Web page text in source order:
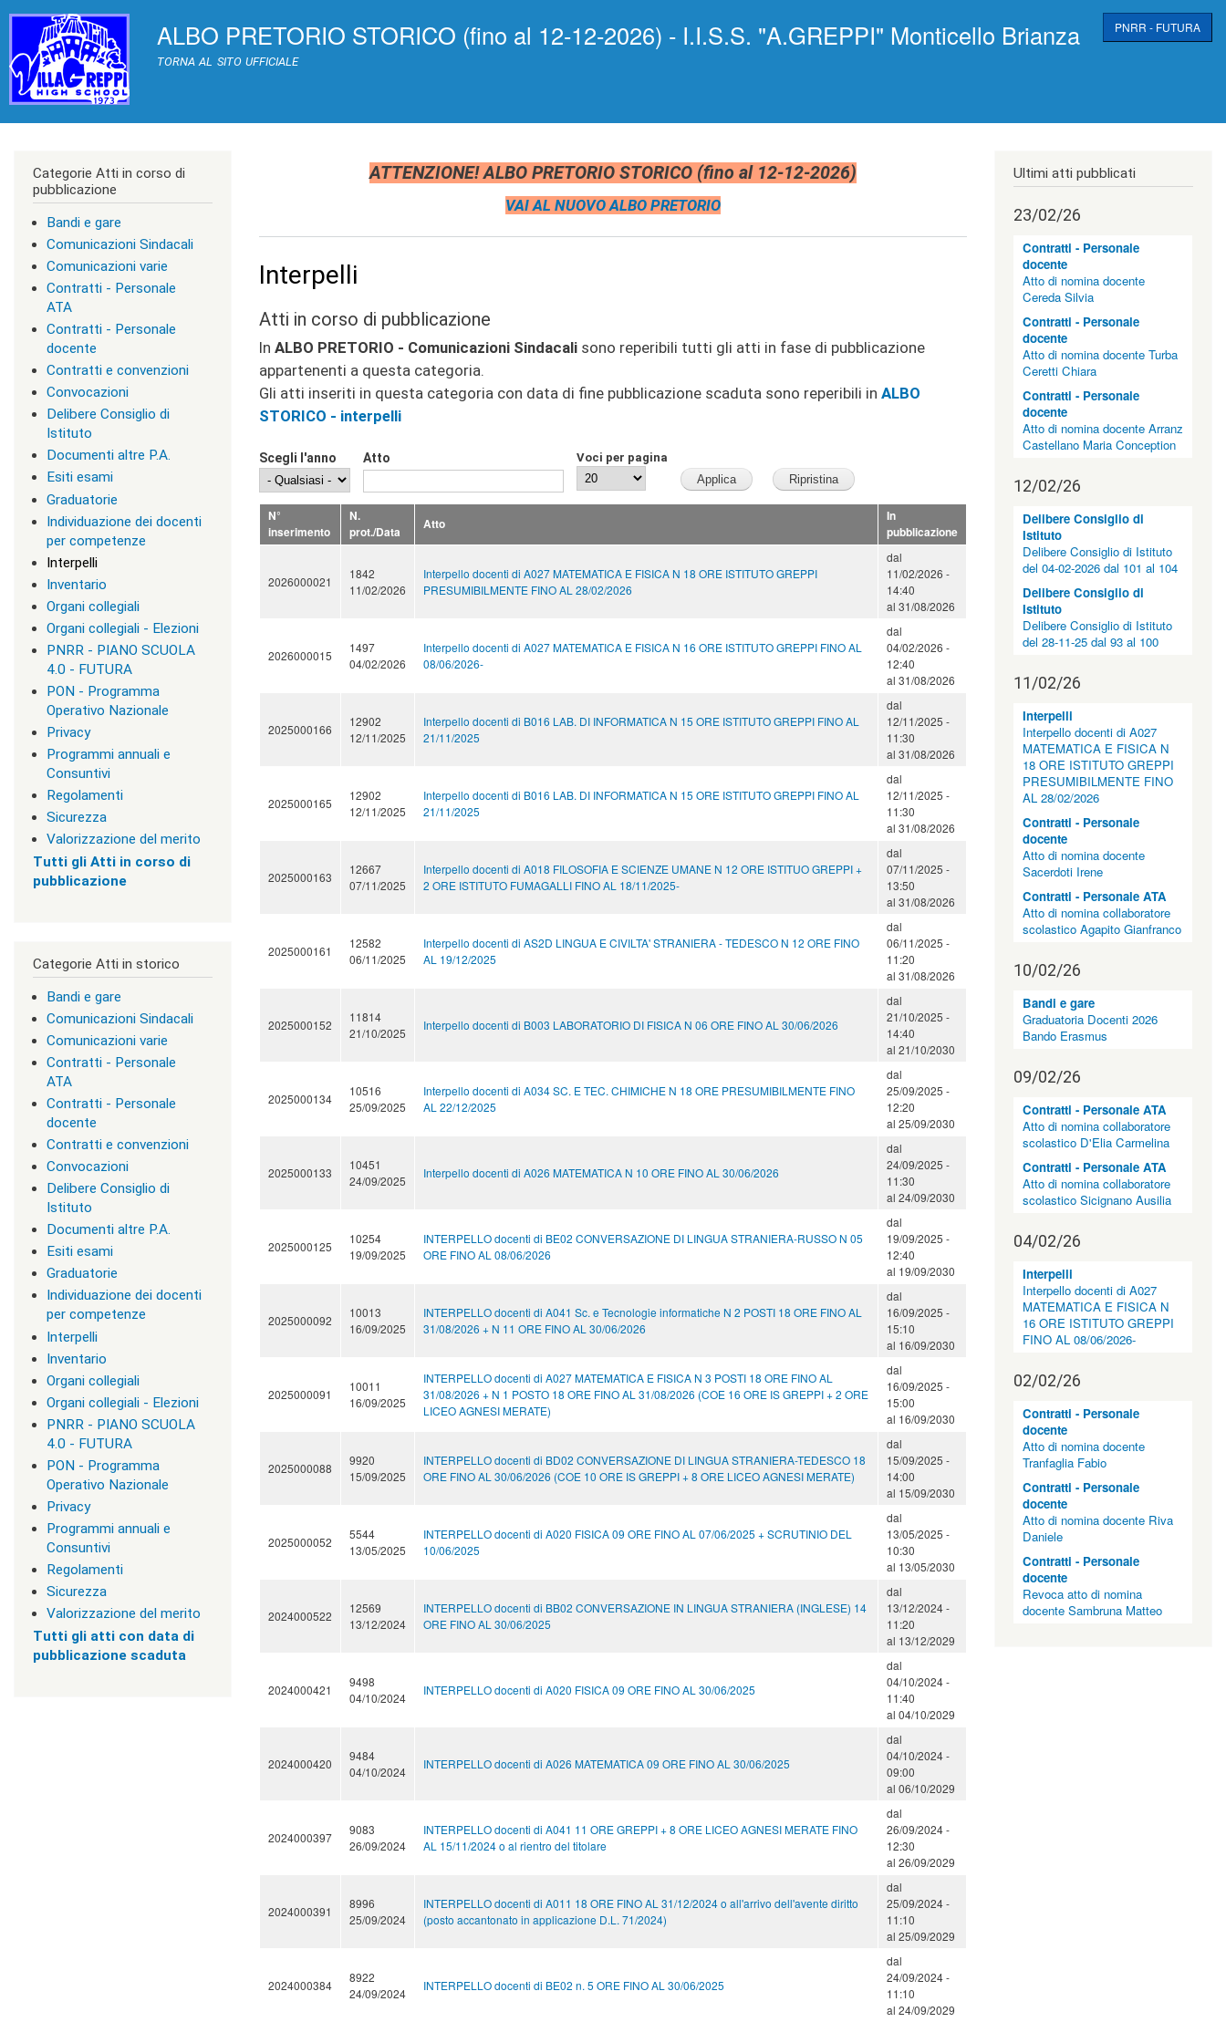
contenuto
principale
ALBO PRETORIO STORICO (fino al 12-12-2026) - I.I.S.S. "A.GREPPI" Monticello Brianza
TORNA AL SITO UFFICIALE
TRASPARENZA PNRR - FUTURA
ATTENZIONE! ALBO PRETORIO STORICO (fino al 12-12-2026)
VAI AL NUOVO ALBO PRETORIO
Interpelli
Atti in corso di pubblicazione
In ALBO PRETORIO - Comunicazioni Sindacalisono reperibili tutti gli atti in fase di pubblicazione
appartenenti a questa categoria.
Gli atti inseriti in questa categoria con data di fine pubblicazione scaduta sono reperibili in ALBO
STORICO - interpelli
Scegli l'anno Atto Voci per pagina
N°
inserimento
N.
prot./Data
Atto
In
pubblicazione
2026000021
1842
11/02/2026
Interpello docenti di A027 MATEMATICA E FISICA N 18 ORE ISTITUTO GREPPI
PRESUMIBILMENTE FINO AL 28/02/2026
dal
11/02/2026 -
14:40
al 31/08/2026
2026000015
1497
04/02/2026
Interpello docenti di A027 MATEMATICA E FISICA N 16 ORE ISTITUTO GREPPI FINO AL
08/06/2026-
dal
04/02/2026 -
12:40
al 31/08/2026
2025000166
12902
12/11/2025
Interpello docenti di B016 LAB. DI INFORMATICA N 15 ORE ISTITUTO GREPPI FINO AL
21/11/2025
dal
12/11/2025 -
11:30
al 31/08/2026
2025000165
12902
12/11/2025
Interpello docenti di B016 LAB. DI INFORMATICA N 15 ORE ISTITUTO GREPPI FINO AL
21/11/2025
dal
12/11/2025 -
11:30
al 31/08/2026
2025000163
12667
07/11/2025
Interpello docenti di A018 FILOSOFIA E SCIENZE UMANE N 12 ORE ISTITUO GREPPI +
2 ORE ISTITUTO FUMAGALLI FINO AL 18/11/2025-
dal
07/11/2025 -
13:50
al 31/08/2026
2025000161
12582
06/11/2025
Interpello docenti di AS2D LINGUA E CIVILTA' STRANIERA - TEDESCO N 12 ORE FINO
AL 19/12/2025
dal
06/11/2025 -
11:20
al 31/08/2026
2025000152
11814
21/10/2025
Interpello docenti di B003 LABORATORIO DI FISICA N 06 ORE FINO AL 30/06/2026
dal
21/10/2025 -
14:40
al 21/10/2030
2025000134
10516
25/09/2025
Interpello docenti di A034 SC. E TEC. CHIMICHE N 18 ORE PRESUMIBILMENTE FINO
AL 22/12/2025
dal
25/09/2025 -
12:20
al 25/09/2030
2025000133
10451
24/09/2025
Interpello docenti di A026 MATEMATICA N 10 ORE FINO AL 30/06/2026
dal
24/09/2025 -
11:30
al 24/09/2030
2025000125
10254
19/09/2025
INTERPELLO docenti di BE02 CONVERSAZIONE DI LINGUA STRANIERA-RUSSO N 05
ORE FINO AL 08/06/2026
dal
19/09/2025 -
12:40
al 19/09/2030
2025000092
10013
16/09/2025
INTERPELLO docenti di A041 Sc. e Tecnologie informatiche N 2 POSTI 18 ORE FINO AL
31/08/2026 + N 11 ORE FINO AL 30/06/2026
dal
16/09/2025 -
15:10
al 16/09/2030
2025000091
10011
16/09/2025
INTERPELLO docenti di A027 MATEMATICA E FISICA N 3 POSTI 18 ORE FINO AL
31/08/2026 + N 1 POSTO 18 ORE FINO AL 31/08/2026 (COE 16 ORE IS GREPPI + 2 ORE
LICEO AGNESI MERATE)
dal
16/09/2025 -
15:00
al 16/09/2030
2025000088
9920
15/09/2025
INTERPELLO docenti di BD02 CONVERSAZIONE DI LINGUA STRANIERA-TEDESCO 18
ORE FINO AL 30/06/2026 (COE 10 ORE IS GREPPI + 8 ORE LICEO AGNESI MERATE)
dal
15/09/2025 -
14:00
al 15/09/2030
2025000052
5544
13/05/2025
INTERPELLO docenti di A020 FISICA 09 ORE FINO AL 07/06/2025 + SCRUTINIO DEL
10/06/2025
dal
13/05/2025 -
10:30
al 13/05/2030
2024000522
12569
13/12/2024
INTERPELLO docenti di BB02 CONVERSAZIONE IN LINGUA STRANIERA (INGLESE) 14
ORE FINO AL 30/06/2025
dal
13/12/2024 -
11:20
al 13/12/2029
2024000421
9498
04/10/2024
INTERPELLO docenti di A020 FISICA 09 ORE FINO AL 30/06/2025
dal
04/10/2024 -
11:40
al 04/10/2029
2024000420
9484
04/10/2024
INTERPELLO docenti di A026 MATEMATICA 09 ORE FINO AL 30/06/2025
dal
04/10/2024 -
09:00
al 06/10/2029
2024000397
9083
26/09/2024
INTERPELLO docenti di A041 11 ORE GREPPI + 8 ORE LICEO AGNESI MERATE FINO
AL 15/11/2024 o al rientro del titolare
dal
26/09/2024 -
12:30
al 26/09/2029
2024000391
8996
25/09/2024
INTERPELLO docenti di A011 18 ORE FINO AL 31/12/2024 o all'arrivo dell'avente diritto
(posto accantonato in applicazione D.L. 71/2024)
dal
25/09/2024 -
11:10
al 25/09/2029
2024000384
8922
24/09/2024
INTERPELLO docenti di BE02 n. 5 ORE FINO AL 30/06/2025
dal
24/09/2024 -
11:10
al 24/09/2029
Categorie Atti in corso di
pubblicazione
Bandi e gare
Comunicazioni Sindacali
Comunicazioni varie
Contratti - Personale
ATA
Contratti - Personale
docente
Contratti e convenzioni
Convocazioni
Delibere Consiglio di
Istituto
Documenti altre P.A.
Esiti esami
Graduatorie
Individuazione dei docenti
per competenze
Interpelli
Inventario
Organi collegiali
Organi collegiali - Elezioni
PNRR - PIANO SCUOLA
4.0 - FUTURA
PON - Programma
Operativo Nazionale
Privacy
Programmi annuali e
Consuntivi
Regolamenti
Sicurezza
Valorizzazione del merito
Tutti gli Atti in corso di
pubblicazione
Categorie Atti in storico
Bandi e gare
Comunicazioni Sindacali
Comunicazioni varie
Contratti - Personale
ATA
Contratti - Personale
docente
Contratti e convenzioni
Convocazioni
Delibere Consiglio di
Istituto
Documenti altre P.A.
Esiti esami
Graduatorie
Individuazione dei docenti
per competenze
Interpelli
Inventario
Organi collegiali
Organi collegiali - Elezioni
PNRR - PIANO SCUOLA
4.0 - FUTURA
PON - Programma
Operativo Nazionale
Privacy
Programmi annuali e
Consuntivi
Regolamenti
Sicurezza
Valorizzazione del merito
Tutti gli atti con data di
pubblicazione scaduta
Ultimi atti pubblicati
23/02/26
Contratti - Personale
docente
Atto di nomina docente
Cereda Silvia
Contratti - Personale
docente
Atto di nomina docente Turba
Ceretti Chiara
Contratti - Personale
docente
Atto di nomina docente Arranz
Castellano Maria Conception
12/02/26
Delibere Consiglio di
Istituto
Delibere Consiglio di Istituto
del 04-02-2026 dal 101 al 104
Delibere Consiglio di
Istituto
Delibere Consiglio di Istituto
del 28-11-25 dal 93 al 100
11/02/26
Interpelli
Interpello docenti di A027
MATEMATICA E FISICA N
18 ORE ISTITUTO GREPPI
PRESUMIBILMENTE FINO
AL 28/02/2026
Contratti - Personale
docente
Atto di nomina docente
Sacerdoti Irene
Contratti - Personale ATA
Atto di nomina collaboratore
scolastico Agapito Gianfranco
10/02/26
Bandi e gare
Graduatoria Docenti 2026
Bando Erasmus
09/02/26
Contratti - Personale ATA
Atto di nomina collaboratore
scolastico D'Elia Carmelina
Contratti - Personale ATA
Atto di nomina collaboratore
scolastico Sicignano Ausilia
04/02/26
Interpelli
Interpello docenti di A027
MATEMATICA E FISICA N
16 ORE ISTITUTO GREPPI
FINO AL 08/06/2026-
02/02/26
Contratti - Personale
docente
Atto di nomina docente
Tranfaglia Fabio
Contratti - Personale
docente
Atto di nomina docente Riva
Daniele
Contratti - Personale
docente
Revoca atto di nomina
docente Sambruna Matteo
c